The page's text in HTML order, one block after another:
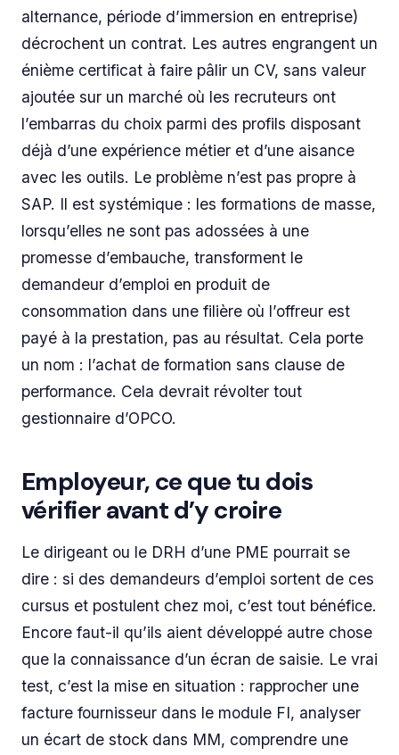
alternance, période d’immersion en entreprise)
décrochent un contrat. Les autres engrangent un
énième certificat à faire pâlir un CV, sans valeur
ajoutée sur un marché où les recruteurs ont
l’embarras du choix parmi des profils disposant
déjà d’une expérience métier et d’une aisance
avec les outils. Le problème n’est pas propre à
SAP. Il est systémique : les formations de masse,
lorsqu’elles ne sont pas adossées à une
promesse d’embauche, transforment le
demandeur d’emploi en produit de
consommation dans une filière où l’offreur est
payé à la prestation, pas au résultat. Cela porte
un nom : l’achat de formation sans clause de
performance. Cela devrait révolter tout
gestionnaire d’OPCO.
Employeur, ce que tu dois
vérifier avant d’y croire
Le dirigeant ou le DRH d’une PME pourrait se
dire : si des demandeurs d’emploi sortent de ces
cursus et postulent chez moi, c’est tout bénéfice.
Encore faut-il qu’ils aient développé autre chose
que la connaissance d’un écran de saisie. Le vrai
test, c’est la mise en situation : rapprocher une
facture fournisseur dans le module FI, analyser
un écart de stock dans MM, comprendre une